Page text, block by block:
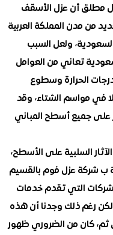
عزل الأسقف
المملكة العربية
ولعل السبب
من العوامل
وسطوع
الشتاء، وقد
أسطح المباني
على الأسطح،
عزل فوم بالقسيم
تقدم خدمات
ذلك وجدنا أن هذه
من الضروري ظهور